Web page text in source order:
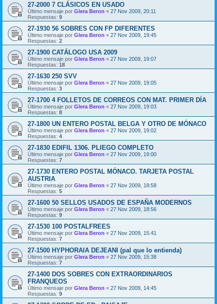
27-2000 7 CLÁSICOS EN USADO
Último mensaje por Glera Beron « 27 Nov 2009, 20:11
Respuestas: 9
27-1930 56 SOBRES CON FP DIFERENTES
Último mensaje por Glera Beron « 27 Nov 2009, 19:45
Respuestas: 2
27-1900 CATÁLOGO USA 2009
Último mensaje por Glera Beron « 27 Nov 2009, 19:07
Respuestas: 18
27-1630 250 SVV
Último mensaje por Glera Beron « 27 Nov 2009, 19:05
Respuestas: 3
27-1700 4 FOLLETOS DE CORREOS CON MAT. PRIMER DÍA
Último mensaje por Glera Beron « 27 Nov 2009, 19:03
Respuestas: 8
27-1800 UN ENTERO POSTAL BELGA Y OTRO DE MÓNACO
Último mensaje por Glera Beron « 27 Nov 2009, 19:02
Respuestas: 4
27-1830 EDIFIL 1306. PLIEGO COMPLETO
Último mensaje por Glera Beron « 27 Nov 2009, 19:00
Respuestas: 7
27-1730 ENTERO POSTAL MÓNACO. TARJETA POSTAL
AUSTRIA
Último mensaje por Glera Beron « 27 Nov 2009, 18:58
Respuestas: 5
27-1600 50 SELLOS USADOS DE ESPAÑA MODERNOS
Último mensaje por Glera Beron « 27 Nov 2009, 18:56
Respuestas: 9
27-1530 100 POSTALFREES
Último mensaje por Glera Beron « 27 Nov 2009, 15:41
Respuestas: 7
27-1500 HYPHORAIA DEJEANI (pal que lo entienda)
Último mensaje por Glera Beron « 27 Nov 2009, 15:38
Respuestas: 7
27-1400 DOS SOBRES CON EXTRAORDINARIOS
FRANQUEOS
Último mensaje por Glera Beron « 27 Nov 2009, 14:45
Respuestas: 9